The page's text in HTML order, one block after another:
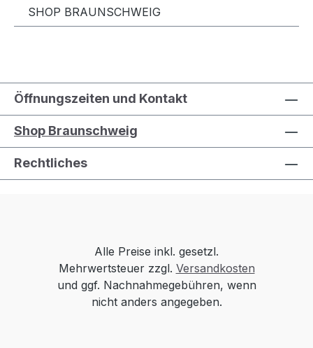
SHOP BRAUNSCHWEIG
Öffnungszeiten und Kontakt
Shop Braunschweig
Rechtliches
Alle Preise inkl. gesetzl.
Mehrwertsteuer zzgl. Versandkosten
und ggf. Nachnahmegebühren, wenn
nicht anders angegeben.